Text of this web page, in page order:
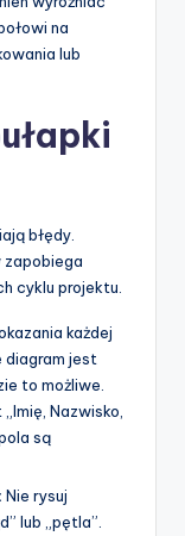
na
lub
błędy.
zapobiega
cyklu projektu.
każdej
diagram jest
to możliwe.
Nazwisko,
są
Nie rysuj
lub „pętla”.